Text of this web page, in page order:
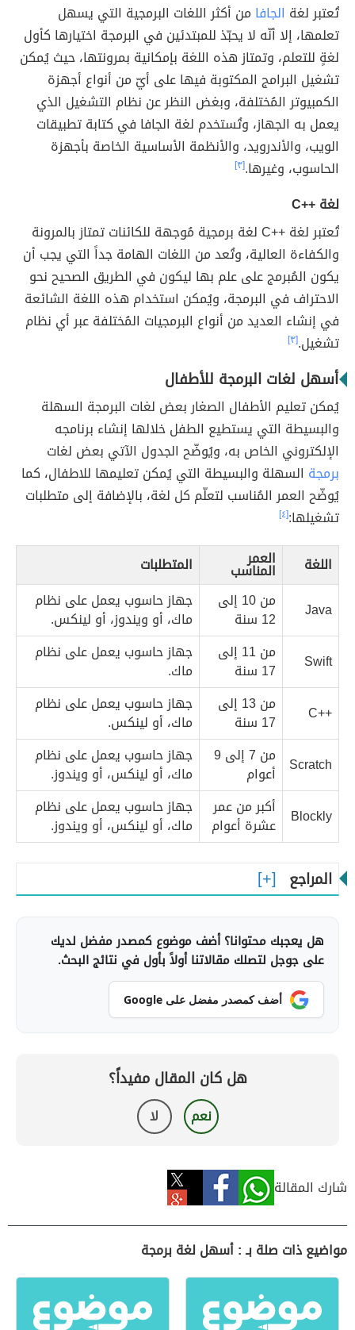
تُعتبر لغة الجافا من أكثر اللغات البرمجية التي يسهل
تعلمها، إلا أنّه لا يحبّذ للمبتدئين في البرمجة اختيارها كأول
لغةٍ للتعلم، وتمتاز هذه اللغة بإمكانية بمرونتها، حيث يُمكن
تشغيل البرامج المكتوبة فيها على أيّ من أنواع أجهزة
الكمبيوتر المُختلفة، وبغض النظر عن نظام التشغيل الذي
يعمل به الجهاز، وتُستخدم لغة الجافا في كتابة تطبيقات
الويب، والأندرويد، والأنظمة الأساسية الخاصة بأجهزة
الحاسوب، وغيرها.[٣]
لغة ++C
تُعتبر لغة ++C لغة برمجية مُوجهة للكائنات تمتاز بالمرونة
والكفاءة العالية، وتُعد من اللغات الهامة جداً التي يجب أن
يكون المُبرمج على علم بها ليكون في الطريق الصحيح نحو
الاحتراف في البرمجة، ويُمكن استخدام هذه اللغة الشائعة
في إنشاء العديد من أنواع البرمجيات المُختلفة عبر أي نظام
تشغيل.[٣]
أسهل لغات البرمجة للأطفال
يُمكن تعليم الأطفال الصغار بعض لغات البرمجة السهلة
والبسيطة التي يستطيع الطفل خلالها إنشاء برنامجه
الإلكتروني الخاص به، ويُوضّح الجدول الآتي بعض لغات
برمجة السهلة والبسيطة التي يُمكن تعليمها للاطفال، كما
يُوضّح العمر المُناسب لتعلّم كل لغة، بالإضافة إلى متطلبات
تشغيلها:[٤]
اللغة العمر
المناسب
المتطلبات
Java
من 10 إلى
12 سنة
جهاز حاسوب يعمل على نظام
ماك، أو ويندوز، أو لينكس.
Swift
من 11 إلى
17 سنة
جهاز حاسوب يعمل على نظام
ماك.
++C
من 13 إلى
17 سنة
جهاز حاسوب يعمل على نظام
ماك، أو لينكس.
Scratch
من 7 إلى 9
أعوام
جهاز حاسوب يعمل على نظام
ماك، أو لينكس، أو ويندوز.
Blockly
أكبر من عمر
عشرة أعوام
جهاز حاسوب يعمل على نظام
ماك، أو لينكس، أو ويندوز.
المراجع
هل يعجبك محتوانا؟ أضف موضوع كمصدر مفضل لديك
على جوجل لتصلك مقالاتنا أولاً بأول في نتائج البحث.
أضف كمصدر مفضل على Google
هل كان المقال مفيداً؟
نعم لا
شارك المقالة
مواضيع ذات صلة بـ : أسهل لغة برمجة